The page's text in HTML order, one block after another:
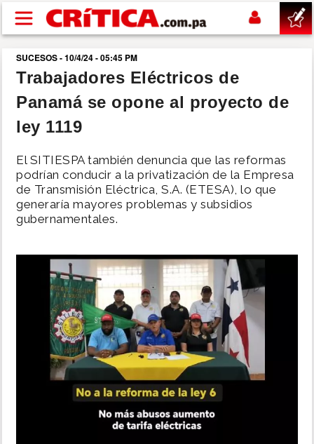
Pasar al contenido principal
buscar
SUCESOS
POLÍTICA
SHOW
DEPORTES
INSÓLITAS
MULTIMEDIA
SUCESOS - 10/4/24 - 05:45 PM
Trabajadores Eléctricos de
Panamá se opone al proyecto de
ley 1119
El SITIESPA también denuncia que las reformas
podrían conducir a la privatización de la Empresa
de Transmisión Eléctrica, S.A. (ETESA), lo que
generaría mayores problemas y subsidios
gubernamentales.